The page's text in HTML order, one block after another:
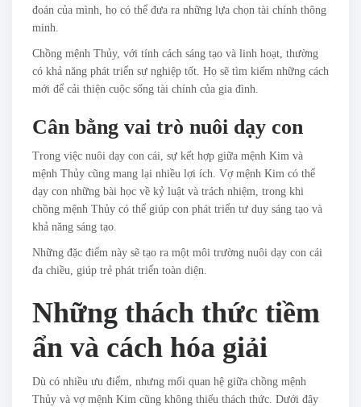
đoán của mình, họ có thể đưa ra những lựa chọn tài chính thông
minh.
Chồng mệnh Thủy, với tính cách sáng tạo và linh hoạt, thường
có khả năng phát triển sự nghiệp tốt. Họ sẽ tìm kiếm những cách
mới để cải thiện cuộc sống tài chính của gia đình.
Cân bằng vai trò nuôi dạy con
Trong việc nuôi dạy con cái, sự kết hợp giữa mệnh Kim và
mệnh Thủy cũng mang lại nhiều lợi ích. Vợ mệnh Kim có thể
dạy con những bài học về kỷ luật và trách nhiệm, trong khi
chồng mệnh Thủy có thể giúp con phát triển tư duy sáng tạo và
khả năng sáng tạo.
Những đặc điểm này sẽ tạo ra một môi trường nuôi dạy con cái
đa chiều, giúp trẻ phát triển toàn diện.
Những thách thức tiềm
ẩn và cách hóa giải
Dù có nhiều ưu điểm, nhưng mối quan hệ giữa chồng mệnh
Thủy và vợ mệnh Kim cũng không thiếu thách thức. Dưới đây